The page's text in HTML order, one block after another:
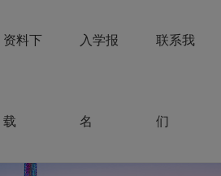
资料下
载
入学报
名
联系我
们